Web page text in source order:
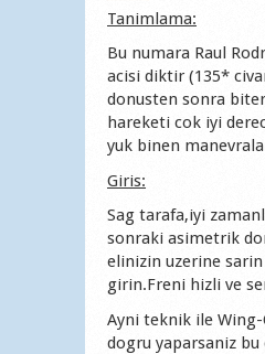
Tanimlama:
Bu numara Raul
acisi diktir (135*
donusten sonra
hareketi cok iyi
yuk binen
Giris:
Sag tarafa,iyi
sonraki asimetrik
elinizin uzerine
girin.Freni hizli ve
Ayni teknik ile
dogru yaparsaniz